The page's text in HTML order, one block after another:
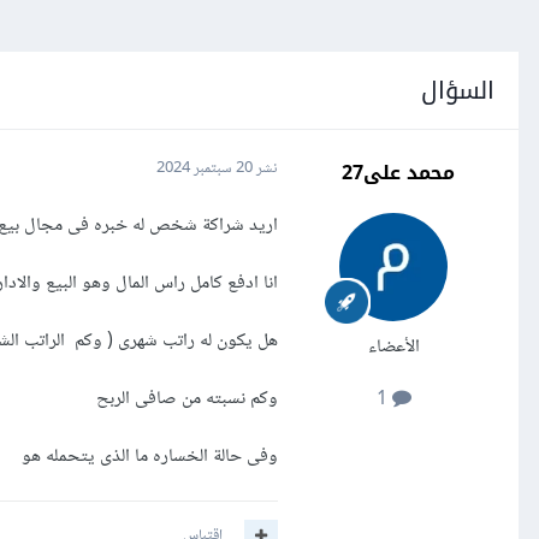
السؤال
محمد على27
الأعضاء
نشر20 سبتمبر 2024
اريد شراكة شخص له خبره فى مجال بيع
انا ادفع كامل راس المال وهو البيع
هل يكون له راتب شهرى ( وكم الراتب
وكم نسبته من صافى الربح
وفى حالة الخساره ما الذى يتحمله هو